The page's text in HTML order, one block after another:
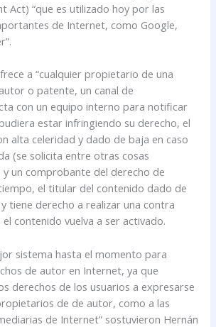
Act) “que es utilizado hoy por las
de Internet, como Google,
a “cualquier propietario de una
o patente, un canal de
con un equipo interno para notificar
estar infringiendo su derecho, el
alta celeridad y dado de baja en caso
(se solicita entre otras cosas
y un comprobante del derecho de
el titular del contenido dado de
tiene derecho a realizar una contra
contenido vuelva a ser activado.
sistema hasta el momento para
de autor en Internet, ya que
derechos de los usuarios a expresarse
de de autor, como a las
de Internet” sostuvieron Hernán